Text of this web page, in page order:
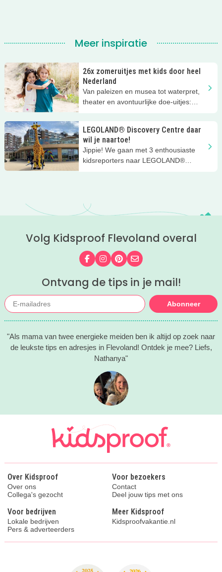
Meer inspiratie
26x zomeruitjes met kids door heel
Nederland
Van paleizen en musea tot waterpret,
theater en avontuurlijke doe-uitjes:
LEGOLAND® Discovery Centre daar
wil je naartoe!
Jippie! We gaan met 3 enthousiaste
kidsreporters naar LEGOLAND®
Gigi voor staat.... Wat een geweldig
kleurrijk LEGO® speelparadijs voor
Volg Kidsproof Flevoland overal
Volg ons op Facebook
Volg ons op Instagram
Volg ons op Pinterest
Mail ons
Ontvang de tips in je mail!
Abonneer
"Als mama van twee energieke meiden ben ik altijd op zoek naar
de leukste tips en adresjes in Flevoland! Ontdek je mee? Liefs,
Nathanya"
Over Kidsproof
Over ons
Collega's gezocht
Voor bezoekers
Contact
Deel jouw tips met ons
Voor bedrijven
Lokale bedrijven
Pers & adverteerders
Meer Kidsproof
Kidsproofvakantie.nl